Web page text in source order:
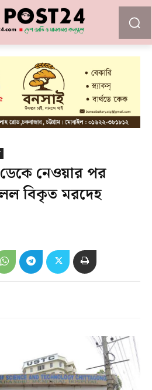
নেওয়ার পর
বিকৃত মরদেহ